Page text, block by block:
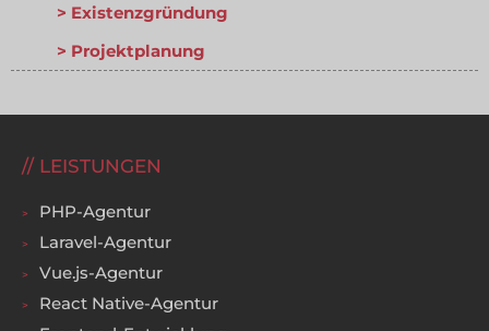
Existenzgründung
Projektplanung
LEISTUNGEN
PHP-Agentur
Laravel-Agentur
Vue.js-Agentur
React Native-Agentur